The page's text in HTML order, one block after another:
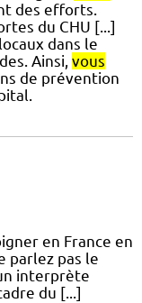
des efforts.
du CHU [...]
dans le
Ainsi, vous
de prévention
en France en
parlez pas le
interprète
du [...]